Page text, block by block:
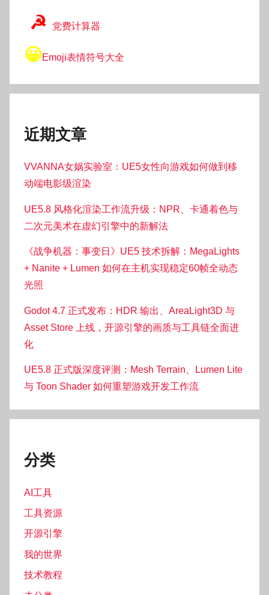
☭ 党费计算器
😀Emoji表情符号大全
近期文章
VVANNA女娲实验室：UE5女性向游戏如何做到移
动端电影级渲染
UE5.8 风格化渲染工作流升级：NPR、卡通着色与
二次元美术在虚幻引擎中的新解法
《战争机器：事变日》UE5 技术拆解：MegaLights
+ Nanite + Lumen 如何在主机实现稳定60帧全动态
光照
Godot 4.7 正式发布：HDR 输出、AreaLight3D 与
Asset Store 上线，开源引擎的画质与工具链全面进
化
UE5.8 正式版深度评测：Mesh Terrain、Lumen Lite
与 Toon Shader 如何重塑游戏开发工作流
分类
AI工具
工具资源
开源引擎
我的世界
技术教程